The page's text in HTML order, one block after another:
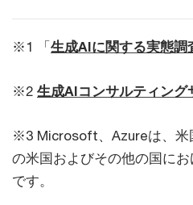
※1 「生成AIに関する実態調
※2 生成AIコンサルティング
※3 Microsoft、Azureは、
の米国およびその他の国に
です。